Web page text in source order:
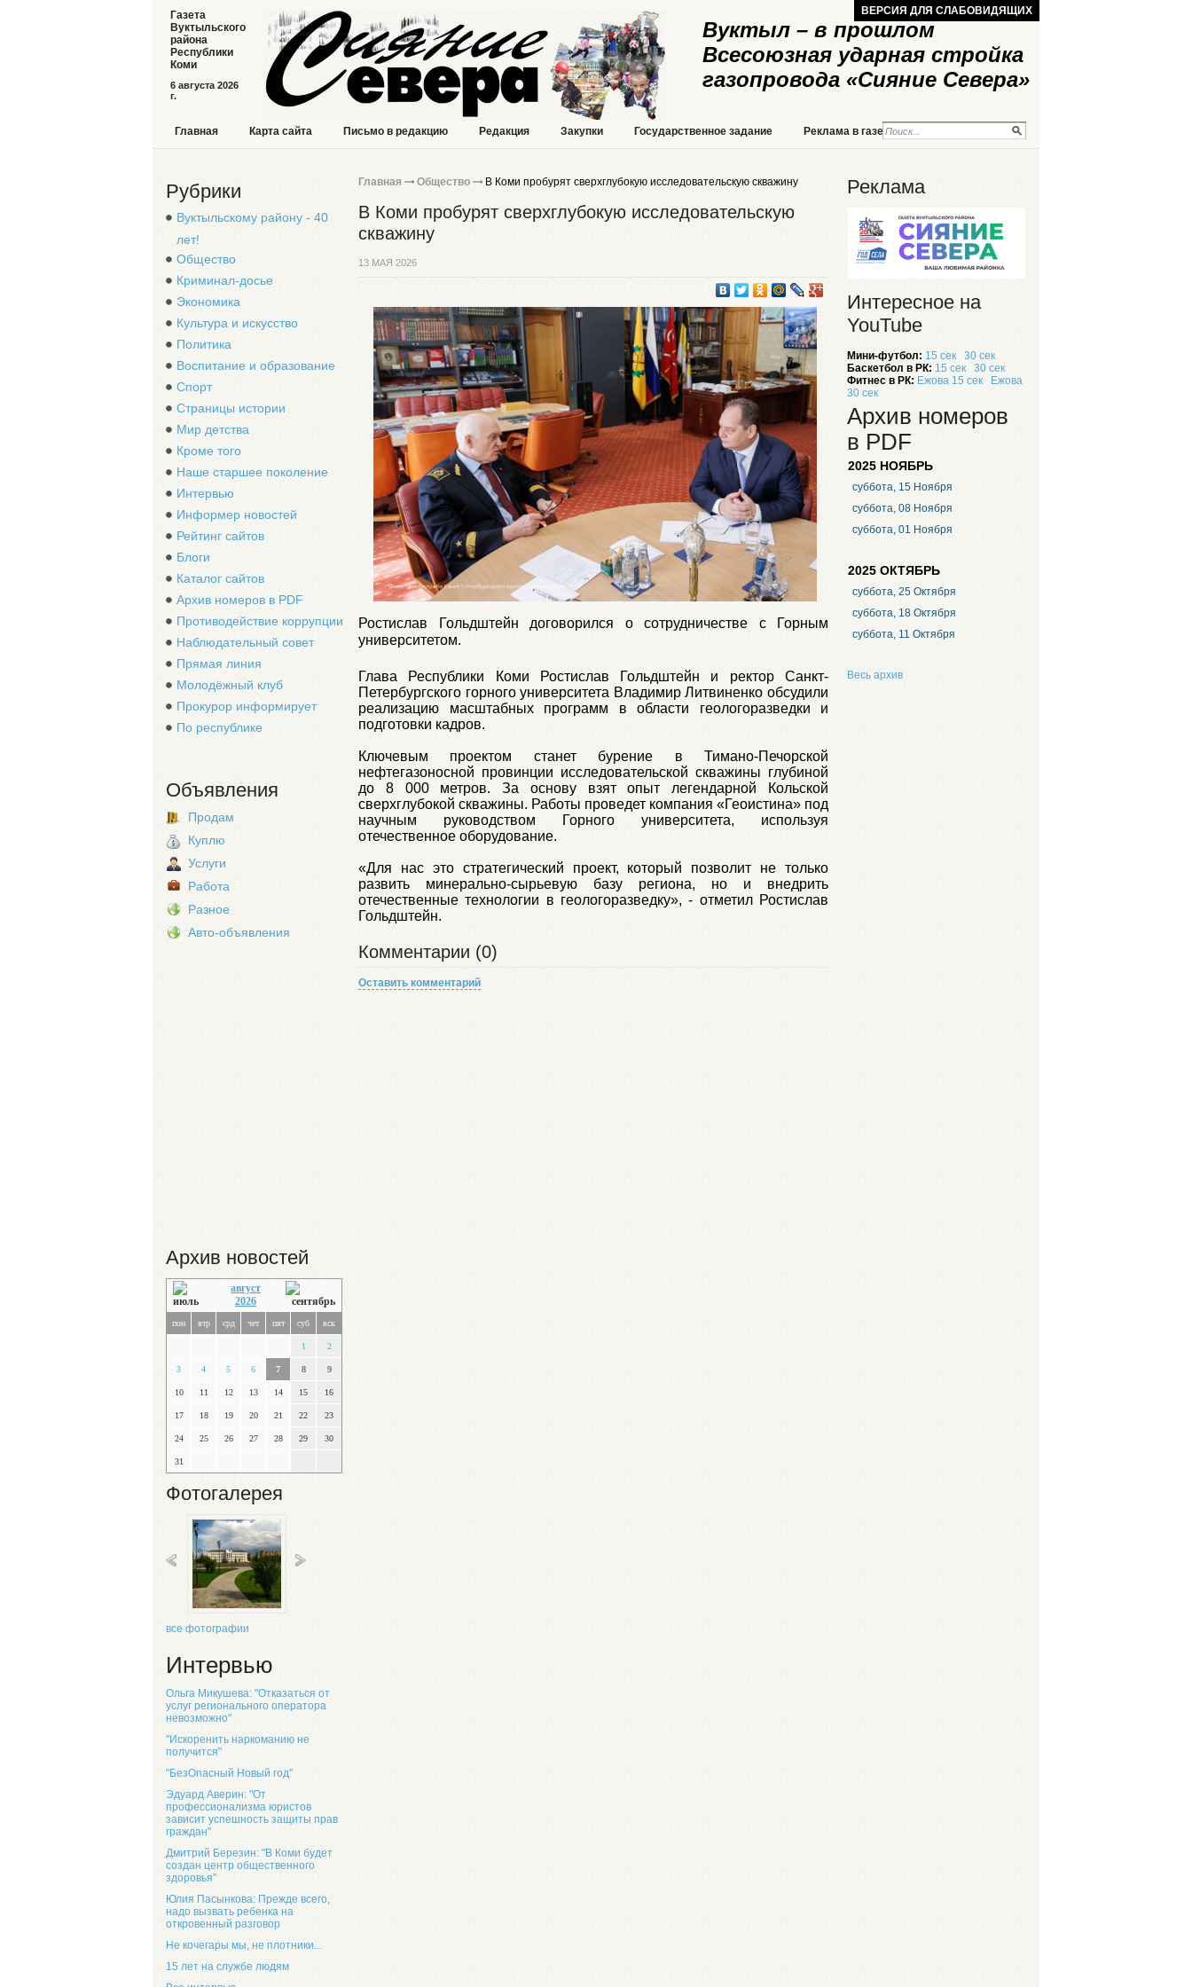
Вуктыл – в прошлом
Всесоюзная ударная стройка
газопровода «Сияние Севера»
6 августа 2026
г.
Газета
Вуктыльского
района
Республики
Коми
ВЕРСИЯ ДЛЯ СЛАБОВИДЯЩИХ
Главная Карта сайта Письмо в редакцию Редакция Закупки Государственное задание Реклама в газете Реклама на сайте
Рубрики
Вуктыльскому району - 40
лет!
Общество
Криминал-досье
Экономика
Культура и искусство
Политика
Воспитание и образование
Спорт
Страницы истории
Мир детства
Кроме того
Наше старшее поколение
Интервью
Информер новостей
Рейтинг сайтов
Блоги
Каталог сайтов
Архив номеров в PDF
Противодействие коррупции
Наблюдательный совет
Прямая линия
Молодёжный клуб
Прокурор информирует
По республике
Объявления
Продам
Куплю
Услуги
Работа
Разное
Авто-объявления
Архив новостей
август
2026
пон втр срд чет пят суб вск
1 2
3 4 5 6 7 8 9
10 11 12 13 14 15 16
17 18 19 20 21 22 23
24 25 26 27 28 29 30
31
Фотогалерея
все фотографии
Интервью
Ольга Микушева: "Отказаться от
услуг регионального оператора
невозможно"
"Искоренить наркоманию не
получится"
"БезОпасный Новый год"
Эдуард Аверин: "От
профессионализма юристов
зависит успешность защиты прав
граждан"
Дмитрий Березин: "В Коми будет
создан центр общественного
здоровья"
Юлия Пасынкова: Прежде всего,
надо вызвать ребенка на
откровенный разговор
Не кочегары мы, не плотники...
15 лет на службе людям
Главная Общество В Коми пробурят сверхглубокую исследовательскую скважину
В Коми пробурят сверхглубокую исследовательскую
скважину
13 МАЯ 2026
Ростислав Гольдштейн договорился о сотрудничестве с Горным
университетом.
Глава Республики Коми Ростислав Гольдштейн и ректор Санкт-
Петербургского горного университета Владимир Литвиненко обсудили
реализацию масштабных программ в области геологоразведки и
подготовки кадров.
Ключевым проектом станет бурение в Тимано-Печорской
нефтегазоносной провинции исследовательской скважины глубиной
до 8 000 метров. За основу взят опыт легендарной Кольской
сверхглубокой скважины. Работы проведет компания «Геоистина» под
научным руководством Горного университета, используя
отечественное оборудование.
«Для нас это стратегический проект, который позволит не только
развить минерально-сырьевую базу региона, но и внедрить
отечественные технологии в геологоразведку», - отметил Ростислав
Гольдштейн.
Комментарии (0)
Оставить комментарий
Реклама
Интересное на
YouTube
Мини-футбол: 15 сек
30 сек
Баскетбол в РК: 15 сек
30 сек
Фитнес в РК: Ежова 15 сек
Ежова
30 сек
Архив номеров
в PDF
2025 НОЯБРЬ
суббота, 15 Ноября
суббота, 08 Ноября
суббота, 01 Ноября
2025 ОКТЯБРЬ
суббота, 25 Октября
суббота, 18 Октября
суббота, 11 Октября
Весь архив